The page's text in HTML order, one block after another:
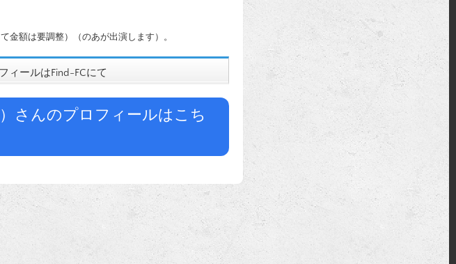
金額は要調整）（のあが出演します）。
ィールはFind-FCにて
さんのプロフィールはこち